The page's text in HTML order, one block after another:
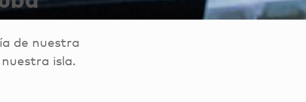
de nuestra
isla.